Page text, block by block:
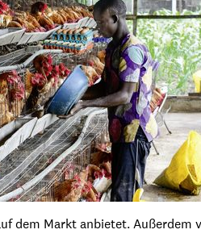
dem Markt anbietet.